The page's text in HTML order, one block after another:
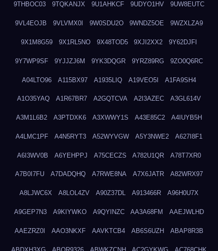
9THBOC03 9TQKANJX 9U1AHKCF 9UDYO1HV 9UW8EUTC
9VL4EOJB 9VLVMX0I 9W0SDU2O 9WNDZ5OE 9WZXLZA9
9X1M8G59 9X1RL5NO 9X48TOD5 9XJI2XX2 9Y62DJFI
9Y7WP9SF 9YJJZJ6M 9YK3DQGR 9YRZ89RG 9ZO0Q6RC
A04LTO96 A115BX97 A1935LIQ A19VEO5I A1FA9SH4
A1O35YAQ A1R67BR7 A2GQTCVA A2I3AZEC A3GL614V
A3M1L6B2 A3PTDXK6 A3XWWY1S A43E85C2 A4IUYB5H
A4LMC1PF A4N5RYT3 A52WYVGW A5Y3NWE2 A627I8F1
A6I3WV0B A6YEHPPJ A75CECZS A782U1QR A78T7XR0
A7B0I7FU A7DADQHQ A7RWE8NA A7X6JATR A82WRX97
A8LJWC6X A8LOL4ZV A90Z37DL A913466R A96H0U7X
A9GEP7N3 A9KIYWKO A9QYINZC AA3A68FM AAEJWLHD
AAEZRZ0I AAO3NKXF AAVKTCB4 AB6S6UZH ABAP8R3B